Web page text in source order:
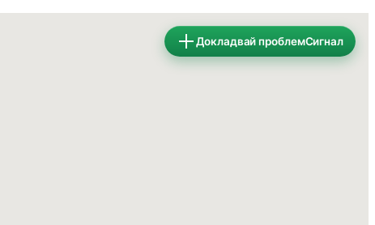
Докладвай проблемСигнал